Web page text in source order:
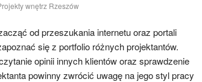
wnętrz Rzeszów
od przeszukania internetu oraz portali
się z portfolio różnych projektantów.
opinii innych klientów oraz sprawdzenie
powinny zwrócić uwagę na jego styl pracy